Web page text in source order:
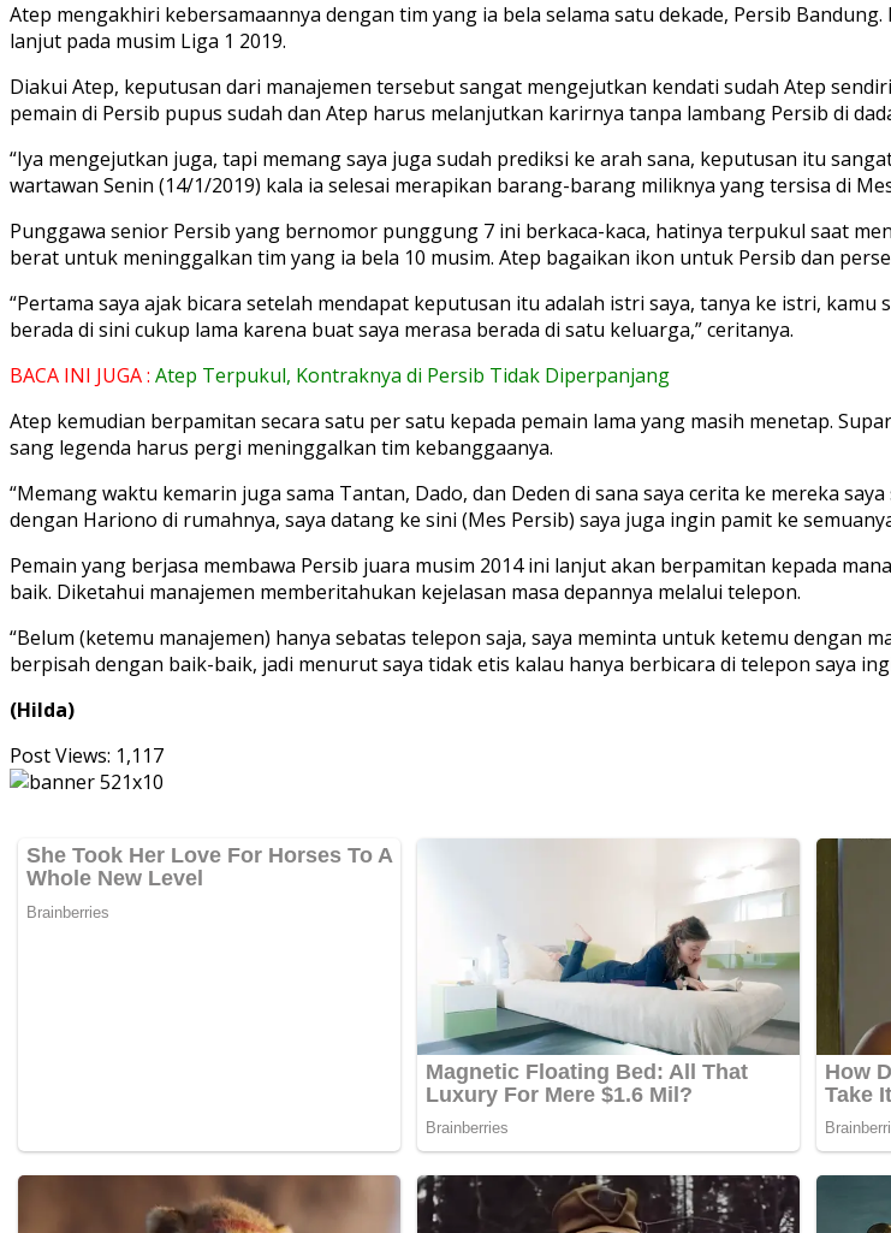
Atep mengakhiri kebersamaannya dengan tim yang ia bela selama satu dekade, Persib
lanjut pada musim Liga 1 2019.
Diakui Atep, keputusan dari manajemen tersebut sangat mengejutkan kendati sudah Atep
pemain di Persib pupus sudah dan Atep harus melanjutkan karirnya tanpa lambang Persib di
“Iya mengejutkan juga, tapi memang saya juga sudah prediksi ke arah sana, keputusan itu
wartawan Senin (14/1/2019) kala ia selesai merapikan barang-barang miliknya yang tersisa di
Punggawa senior Persib yang bernomor punggung 7 ini berkaca-kaca, hatinya terpukul saat
berat untuk meninggalkan tim yang ia bela 10 musim. Atep bagaikan ikon untuk Persib dan
“Pertama saya ajak bicara setelah mendapat keputusan itu adalah istri saya, tanya ke istri,
berada di sini cukup lama karena buat saya merasa berada di satu keluarga,” ceritanya.
BACA INI JUGA : Atep Terpukul, Kontraknya di Persib Tidak Diperpanjang
Atep kemudian berpamitan secara satu per satu kepada pemain lama yang masih menetap.
sang legenda harus pergi meninggalkan tim kebanggaanya.
“Memang waktu kemarin juga sama Tantan, Dado, dan Deden di sana saya cerita ke mereka
dengan Hariono di rumahnya, saya datang ke sini (Mes Persib) saya juga ingin pamit ke
Pemain yang berjasa membawa Persib juara musim 2014 ini lanjut akan berpamitan kepada
baik. Diketahui manajemen memberitahukan kejelasan masa depannya melalui telepon.
“Belum (ketemu manajemen) hanya sebatas telepon saja, saya meminta untuk ketemu dengan
berpisah dengan baik-baik, jadi menurut saya tidak etis kalau hanya berbicara di telepon saya
(Hilda)
Post Views: 1,117